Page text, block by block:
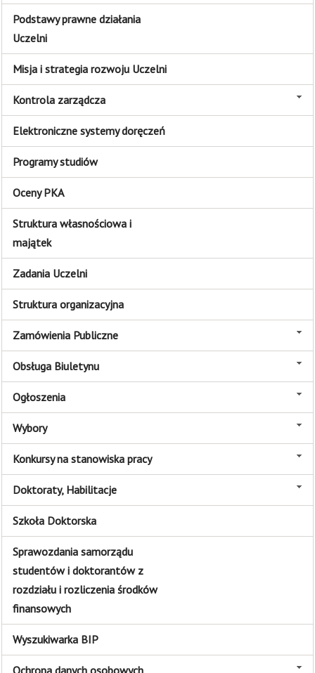
Podstawy prawne działania
Uczelni
Misja i strategia rozwoju Uczelni
Kontrola zarządcza
Elektroniczne systemy doręczeń
Programy studiów
Oceny PKA
Struktura własnościowa i
majątek
Zadania Uczelni
Struktura organizacyjna
Zamówienia Publiczne
Obsługa Biuletynu
Ogłoszenia
Wybory
Konkursy na stanowiska pracy
Doktoraty, Habilitacje
Szkoła Doktorska
Sprawozdania samorządu
studentów i doktorantów z
rozdziału i rozliczenia środków
finansowych
Wyszukiwarka BIP
Ochrona danych osobowych